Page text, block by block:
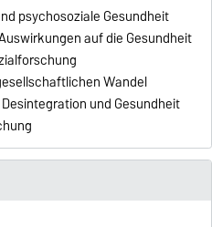
psychosoziale Gesundheit
auf die Gesundheit
Wandel
und Gesundheit